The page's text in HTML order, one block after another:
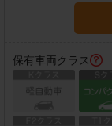
保有車両クラス